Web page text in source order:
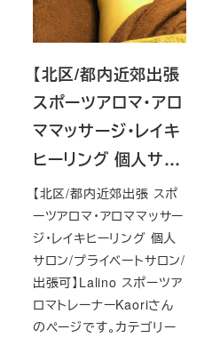
【北区/都内近郊出張
スポーツアロマ・アロ
ママッサージ・レイキ
ヒーリング 個人サ…
【北区/都内近郊出張 スポ
ーツアロマ・アロママッサー
ジ・レイキヒーリング 個人
サロン/プライベートサロン/
出張可】Lalino スポーツア
ロマトレーナーKaoriさん
のページです。カテゴリー